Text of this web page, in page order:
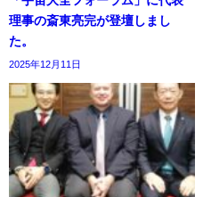
理事の斎東亮完が登壇しまし
た。
2025年12月11日